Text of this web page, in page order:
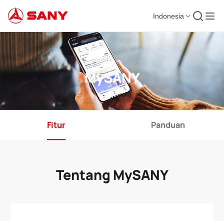
Indonesia
MySANY
Fitur Panduan
Tentang MySANY